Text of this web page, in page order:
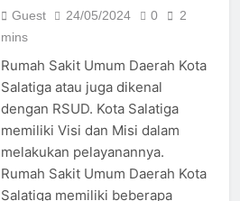
15/07/2025
Jadwal Dokter RS. Puri Asih
15/07/2025
Jadwal Dokter RS Mulia
Hati Wonogiri
15/07/2025
Pendaftaran Pasien BPJS
RSUD Bung Karno
24/05/2024
Guest 24/05/2024 0
2
mins
Rumah Sakit Umum Daerah Kota
Salatiga atau juga dikenal
dengan RSUD. Kota Salatiga
memiliki Visi dan Misi dalam
melakukan pelayanannya.
Rumah Sakit Umum Daerah Kota
Salatiga memiliki beberapa